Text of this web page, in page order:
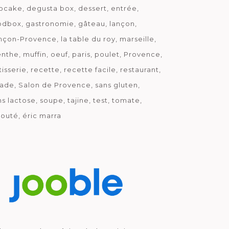
degusta box dessert
entrée
gastronomie gâteau
lançon
Provence
la table du roy
marseille
muffin oeuf paris poulet
Provence
recette recette facile
restaurant
Salon de Provence
sans gluten
lactose
soupe tajine test
tomate
éric marra